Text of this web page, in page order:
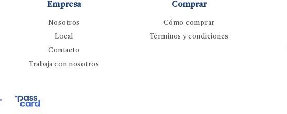
Empresa
Nosotros
Local
Contacto
Trabaja con nosotros
Comprar
Cómo comprar
Términos y condiciones